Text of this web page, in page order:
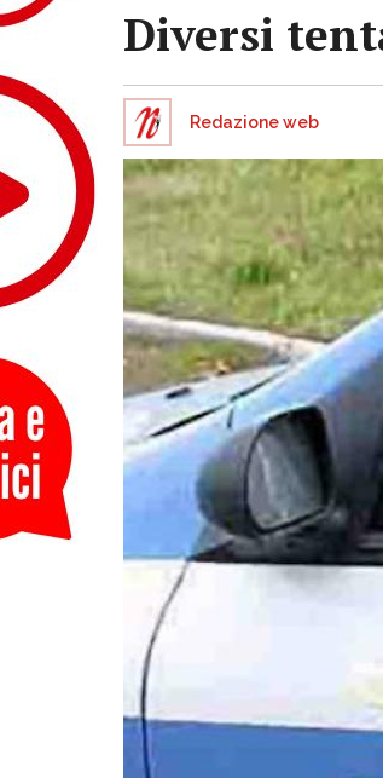
Diversi
Redazione web